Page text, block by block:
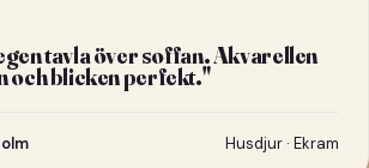
tavla över soffan. Akvarellen
och blicken perfekt."
Husdjur · Ekram